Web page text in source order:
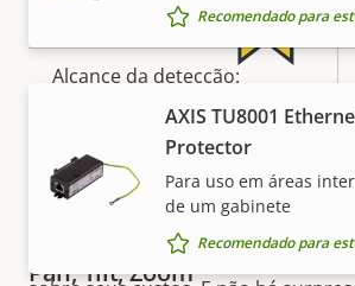
Lente substituível
Alcance da detecção:
pessoas (1,5 px)
Alcance da detecção:
veículos (1,5 px)
Pan, Tilt, Zoom
Recomendado para
AXIS TU8001
Protector
Para uso em áreas
de um gabinete
Recomendado para
Garantia de 5 anos
Nossa nova garantia de 5 anos
propriedade sem problemas, além